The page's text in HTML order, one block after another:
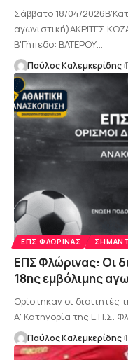
Σάββατο 18/04/
αγωνιστική)ΑΚΡΙΤΕΣ
Β'Γήπεδο: ΒΑΤΕΡΟΥ…
Παύλος Καλεμκερίδης
ΕΠΣ ΦΛΏΡΙΝΑΣ
ΕΠΣ Φλώρινας: Οι
18ης εμβόλιμης
Ορίστηκαν οι διαιτητές
Α' Κατηγορία της Ε.Π.Σ.
Παύλος Καλεμκερίδης